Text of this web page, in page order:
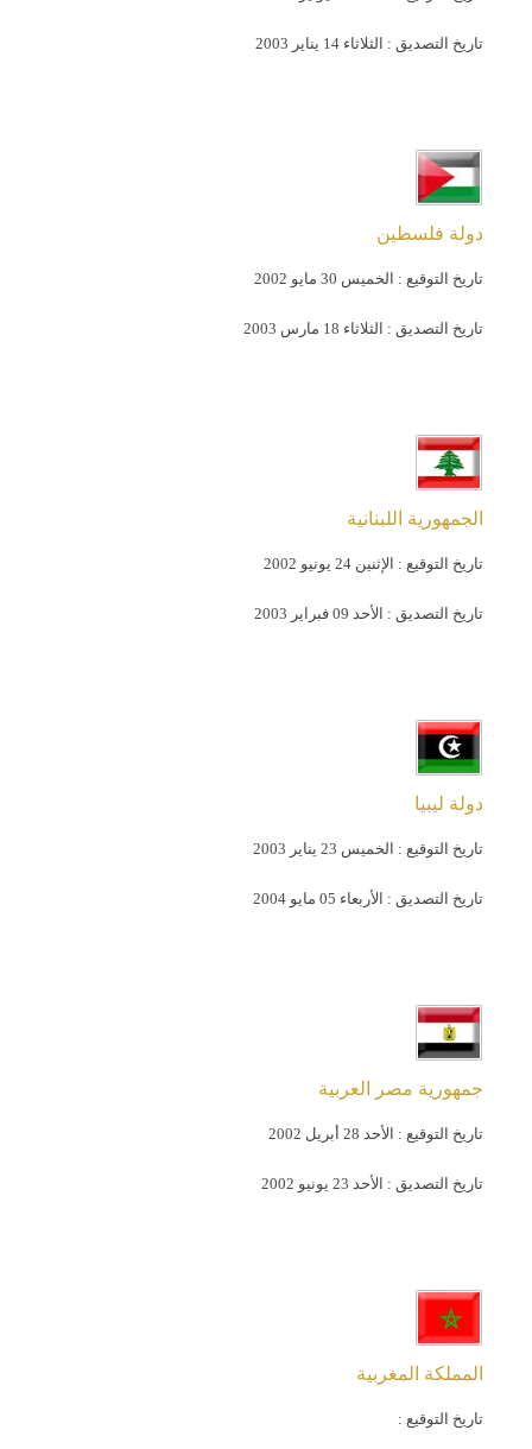
تاريخ التصديق : الثلاثاء 14 يناير 2003
دولة فلسطين
تاريخ التوقيع : الخميس 30 مايو 2002
تاريخ التصديق : الثلاثاء 18 مارس 2003
الجمهورية اللبنانية
تاريخ التوقيع : الإثنين 24 يونيو 2002
تاريخ التصديق : الأحد 09 فبراير 2003
دولة ليبيا
تاريخ التوقيع : الخميس 23 يناير 2003
تاريخ التصديق : الأربعاء 05 مايو 2004
جمهورية مصر العربية
تاريخ التوقيع : الأحد 28 أبريل 2002
تاريخ التصديق : الأحد 23 يونيو 2002
المملكة المغربية
تاريخ التوقيع :